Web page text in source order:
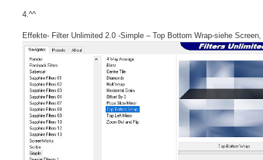
4.^^
Effekte- Filter Unlimited 2.0 -Simple – Top Bottom Wrap-siehe Screen,